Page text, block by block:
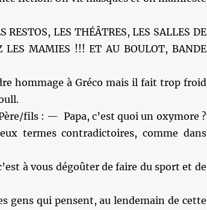
RESTOS, LES THÉÂTRES, LES SALLES DE
LES MAMIES !!! ET AU BOULOT, BANDE
hommage à Gréco mais il fait trop froid
fils : — Papa, c’est quoi un oxymore ?
termes contradictoires, comme dans
à vous dégoûter de faire du sport et de
gens qui pensent, au lendemain de cette